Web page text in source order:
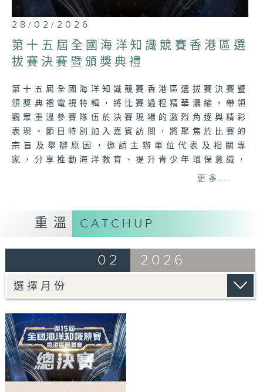
0
seconds
of
56
minutes,
6
28/02/2026
第十五屆全國海洋知識競賽香港區選
拔賽決賽暨頒獎典禮
第十五屆全國海洋知識競賽香港區選拔賽決賽暨
頒獎典禮電視特輯，將比賽過程精華濃縮，帶領
觀眾重溫參賽隊伍於決賽現場的激烈角逐與精彩
表現。節目特別加入嘉賓訪問，將聚焦於比賽的
宗旨及舉辦原因，邀請主辦單位代表及相關專
家，分享推動海洋教育、提升青少年環保意識，
以及鼓勵社會關注海洋可持續發展的理念。得獎
知識競賽
更多...
重溫 CATCHUP
02 2026